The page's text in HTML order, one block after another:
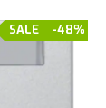
-48%
SALE